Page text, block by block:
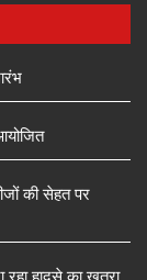
की सेहत पर
हादसे का खतरा